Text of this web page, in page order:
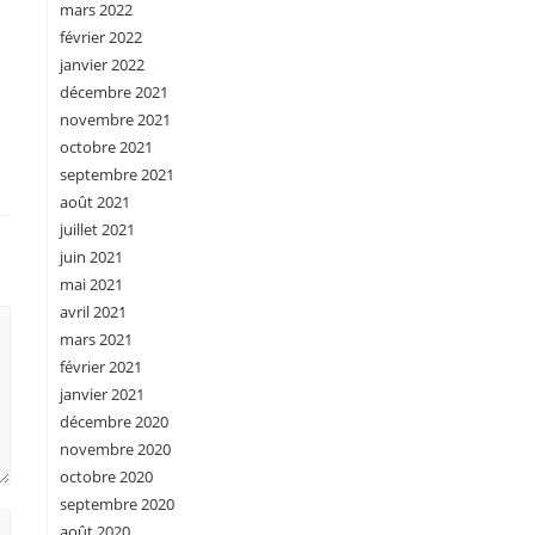
mars 2022
février 2022
janvier 2022
décembre 2021
novembre 2021
octobre 2021
septembre 2021
août 2021
juillet 2021
juin 2021
mai 2021
avril 2021
mars 2021
février 2021
janvier 2021
décembre 2020
novembre 2020
octobre 2020
septembre 2020